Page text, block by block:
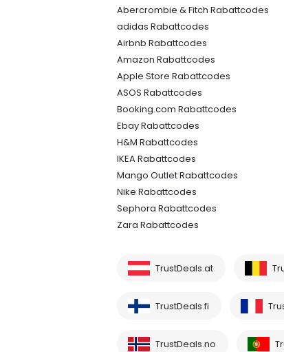
Abercrombie & Fitch Rabattcodes
adidas Rabattcodes
Airbnb Rabattcodes
Amazon Rabattcodes
Apple Store Rabattcodes
ASOS Rabattcodes
Booking.com Rabattcodes
Ebay Rabattcodes
H&M Rabattcodes
IKEA Rabattcodes
Mango Outlet Rabattcodes
Nike Rabattcodes
Sephora Rabattcodes
Zara Rabattcodes
TrustDeals.at
TrustDeals.fi
TrustDeals.no